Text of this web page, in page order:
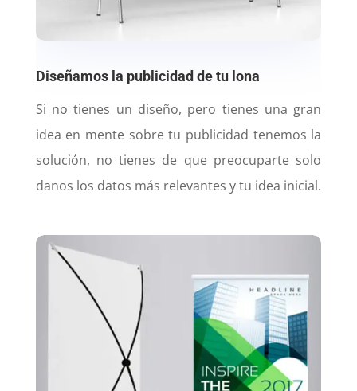
Diseñamos la publicidad de tu lona
Si no tienes un diseño, pero tienes una gran
idea en mente sobre tu publicidad tenemos la
solución, no tienes de que preocuparte solo
danos los datos más relevantes y tu idea inicial.